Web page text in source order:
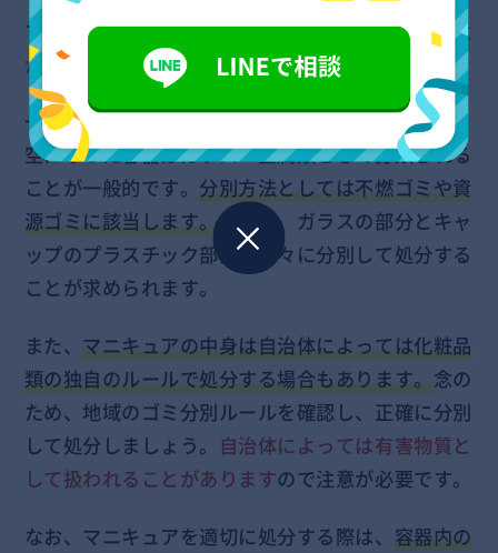
マニキュアは、使用後の処分方法や分別方法に注意
が必要なゴミ です。
一般的には容器がガラス製であることが多いため、
空になった容器はガラス・金属類として分類される
ことが一般的です。分別方法としては不燃ゴミや資
源ゴミに該当します。ただし、ガラスの部分とキャ
ップのプラスチック部分は別々に分別して処分する
ことが求められます。
また、マニキュアの中身は自治体によっては化粧品
類の独自のルールで処分する場合もあります。念の
ため、地域のゴミ分別ルールを確認し、正確に分別
して処分しましょう。 自治体によっては有害物質と
して扱われることがありますので注意が必要です。
なお、マニキュアを適切に処分する際は、 容器内の